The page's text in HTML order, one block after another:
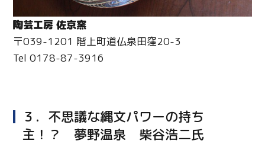
陶芸工房 佐京窯
〒039-1201 階上町道仏泉田窪20-3
Tel 0178-87-3916
３．不思議な縄文パワーの持ち
主！？ 夢野温泉 柴谷浩二氏